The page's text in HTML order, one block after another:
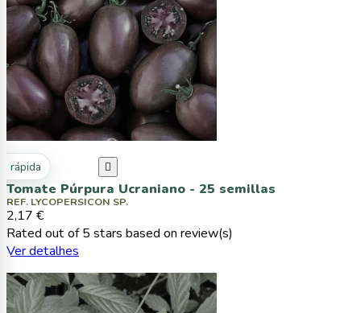
rápida 
Tomate Púrpura Ucraniano - 25 semillas
REF. LYCOPERSICON SP.
2,17 €
Rated out of 5 stars based on review(s)
Ver detalhes